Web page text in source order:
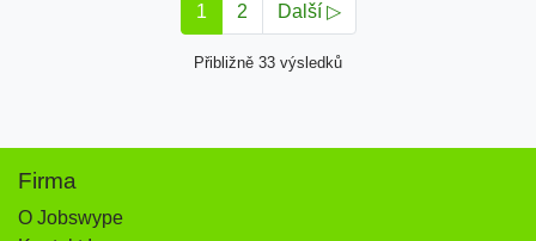
1 2 Další ▷
Přibližně 33 výsledků
Firma
O Jobswype